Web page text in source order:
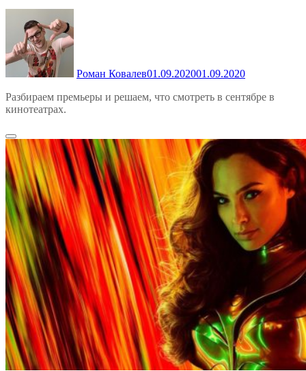
Роман Ковалев01.09.202001.09.2020
Разбираем премьеры и решаем, что смотреть в сентябре в
кинотеатрах.